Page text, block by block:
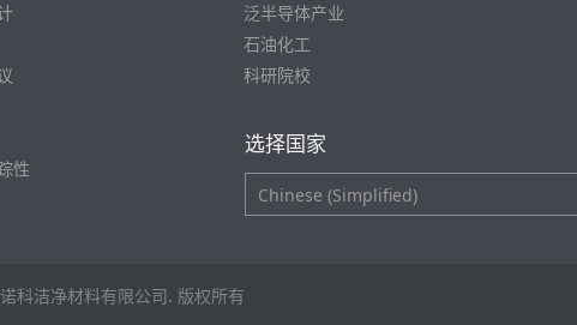
性
泛半导体产业
石油化工
科研院校
选择国家
科洁净材料有限公司. 版权所有